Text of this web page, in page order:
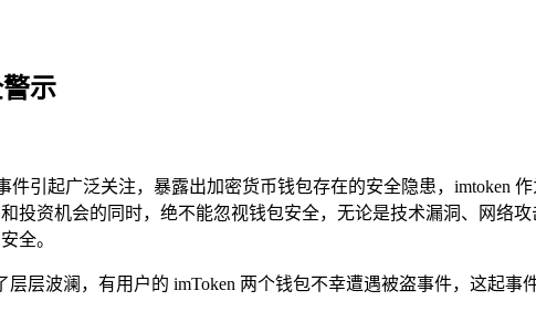
示
件引起广泛关注，暴露出加密货币钱包存在的安全隐患，imtoken
投资机会的同时，绝不能忽视钱包安全，无论是技术漏洞、网络
全。
层波澜，有用户的 imToken 两个钱包不幸遭遇被盗事件，这起